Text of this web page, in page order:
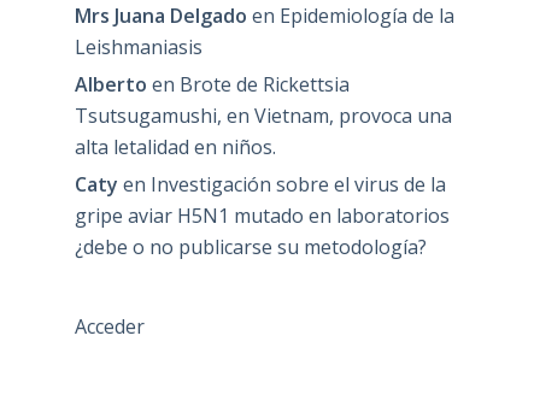
Mrs Juana Delgado en Epidemiología de la
Leishmaniasis
Alberto en Brote de Rickettsia
Tsutsugamushi, en Vietnam, provoca una
alta letalidad en niños.
Caty en Investigación sobre el virus de la
gripe aviar H5N1 mutado en laboratorios
¿debe o no publicarse su metodología?
Acceder